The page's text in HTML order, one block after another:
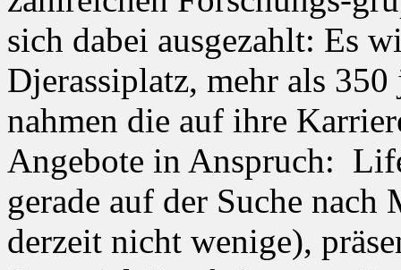
sich dabei ausgezahlt: Es
Djerassiplatz, mehr als
nahmen die auf ihre
Angebote in Anspruch:
gerade auf der Suche
derzeit nicht wenige),